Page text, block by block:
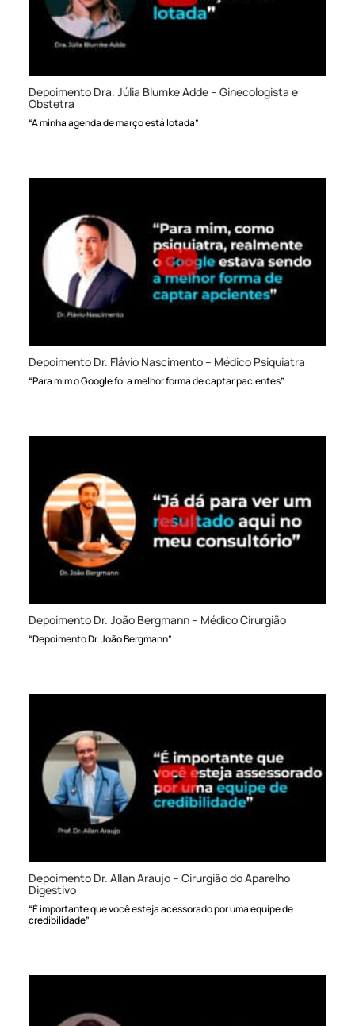
Depoimento Dra. Júlia Blumke Adde – Ginecologista e
Obstetra
“A minha agenda de março está lotada”
Depoimento Dr. Flávio Nascimento – Médico Psiquiatra
“Para mim o Google foi a melhor forma de captar pacientes”
Depoimento Dr. João Bergmann – Médico Cirurgião
“Depoimento Dr. João Bergmann”
Depoimento Dr. Allan Araujo – Cirurgião do Aparelho
Digestivo
“É importante que você esteja acessorado por uma equipe de
credibilidade”